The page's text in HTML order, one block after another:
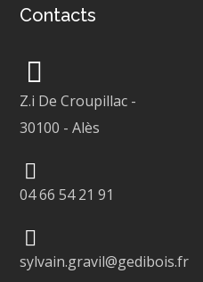
Contacts
Z.i De Croupillac -
30100 -Alès
04 66 54 21 91
sylvain.gravil@gedibois.fr